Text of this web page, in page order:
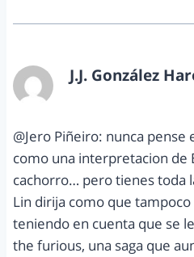
J.J. González
@Jero Piñeiro: nunca pense
como una interpretacion de
cachorro… pero tienes toda
Lin dirija como que
teniendo en cuenta que se
the furious, una saga que